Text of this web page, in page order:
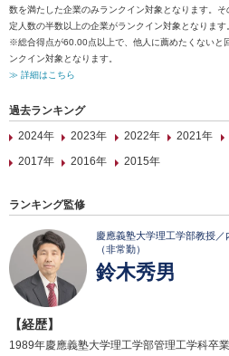
数を満たした企業のみランクイン対象となります。
定人数の半数以上の企業がランクイン対象となります
※総合得点が60.00点以上で、他人に薦めたくないと
ンクイン対象となります。
≫ 詳細はこちら
過去ランキング
2024年
2023年 2022年 2021年
2017年
2016年 2015年
ランキング監修
慶應義塾大学理工学部教授
（非常勤）
鈴木秀男
【経歴】
1989年慶應義塾大学理工学部管理工学科卒業